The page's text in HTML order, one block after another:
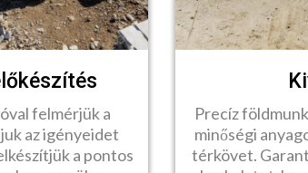
felmérjük a
az igényeidet
a pontos
Precíz
minőségi
térkövet.